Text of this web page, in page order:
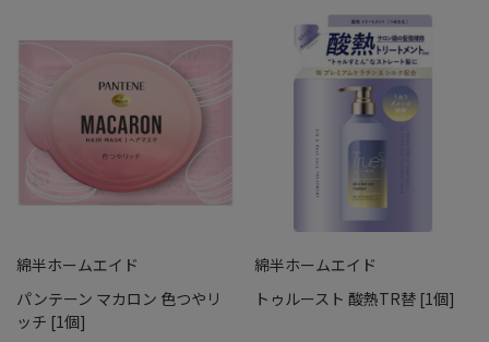
綿半ホームエイド
パンテーン マカロン 色つやリ
ッチ [1個]
綿半ホームエイド
トゥルースト 酸熱TR替 [1個]